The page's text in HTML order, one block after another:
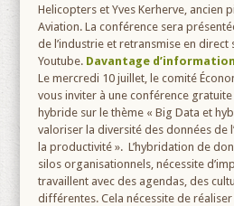
Helicopters et Yves Kerherve, ancien
Aviation. La conférence sera
de l’industrie et retransmise en direct
Youtube. Davantage
Le mercredi 10 juillet, le comité
vous inviter à une conférence
hybride sur le thème « Big Data et
valoriser la diversité des données de
la productivité ». L’hybridation de
silos organisationnels, nécessite
travaillent avec des agendas, des
différentes. Cela nécessite de